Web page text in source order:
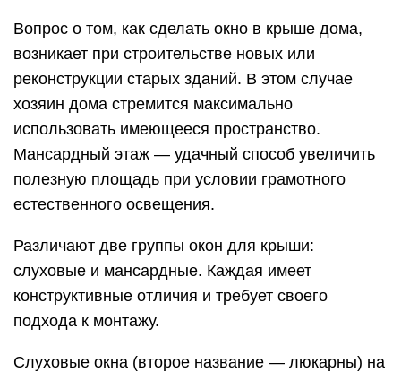
Вопрос о том, как сделать окно в крыше дома,
возникает при строительстве новых или
реконструкции старых зданий. В этом случае
хозяин дома стремится максимально
использовать имеющееся пространство.
Мансардный этаж — удачный способ увеличить
полезную площадь при условии грамотного
естественного освещения.
Различают две группы окон для крыши:
слуховые и мансардные. Каждая имеет
конструктивные отличия и требует своего
подхода к монтажу.
Слуховые окна (второе название — люкарны) на